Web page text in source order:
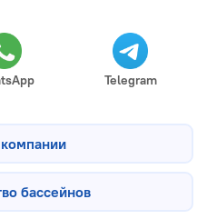
Telegram
бассейнов